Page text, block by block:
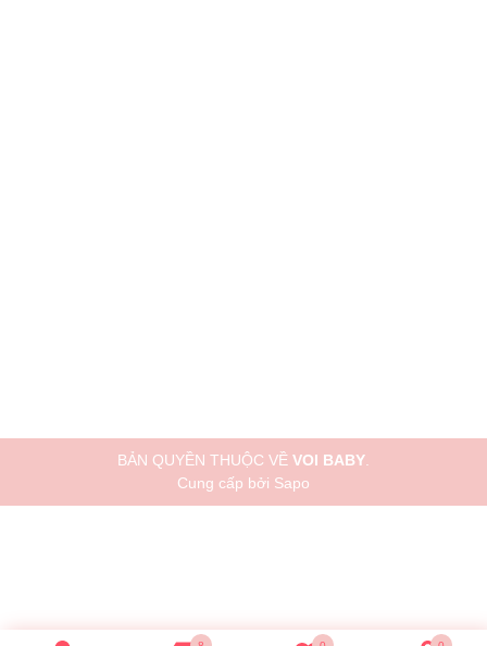
BẢN QUYỀN THUỘC VỀ VOI BABY
Cung cấp bởi Sapo